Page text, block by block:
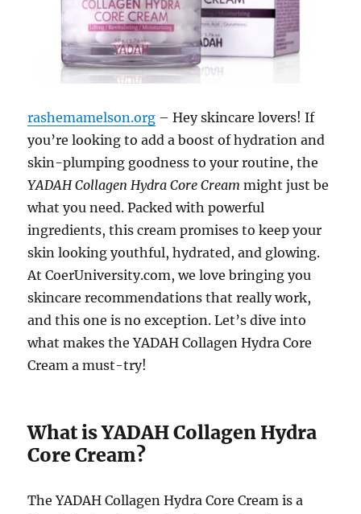
rashemamelson.org – Hey skincare lovers! If
you’re looking to add a boost of hydration and
skin-plumping goodness to your routine, the
YADAH Collagen Hydra Core Cream might just be
what you need. Packed with powerful
ingredients, this cream promises to keep your
skin looking youthful, hydrated, and glowing.
At CoerUniversity.com, we love bringing you
skincare recommendations that really work,
and this one is no exception. Let’s dive into
what makes the YADAH Collagen Hydra Core
Cream a must-try!
What is YADAH Collagen Hydra
Core Cream?
The YADAH Collagen Hydra Core Cream is a